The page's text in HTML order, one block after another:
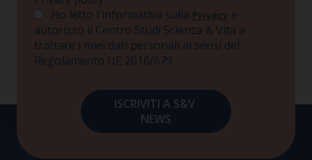
Ho letto l'informativa sulla Privacy e
autorizzo il Centro Studi Scienza & Vita a
trattare i miei dati personali ai sensi del
Regolamento UE 2016/679